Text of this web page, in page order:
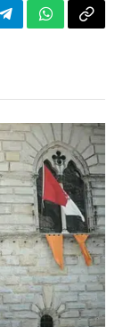
TelegramWhatsApp
Copy